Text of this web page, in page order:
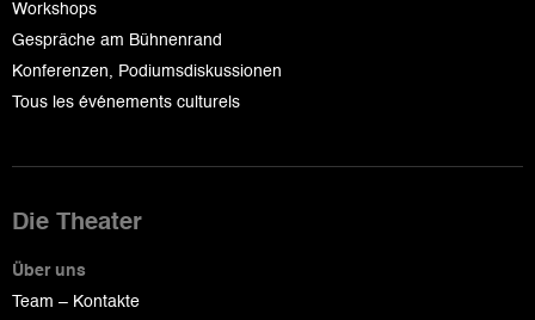
Workshops
Gespräche am Bühnenrand
Konferenzen, Podiumsdiskussionen
Tous les événements culturels
Die Theater
Über uns
Team – Kontakte